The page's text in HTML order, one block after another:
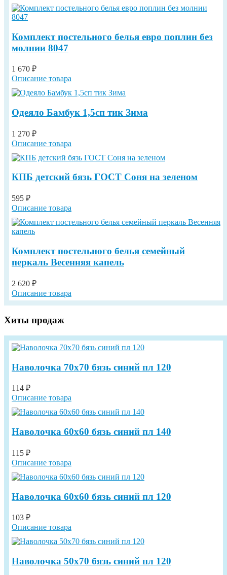
Комплект постельного белья евро поплин без
молнии 8047
1 670 ₽
Описание товара
Одеяло Бамбук 1,5сп тик Зима
1 270 ₽
Описание товара
КПБ детский бязь ГОСТ Соня на зеленом
595 ₽
Описание товара
Комплект постельного белья семейный
перкаль Весенняя капель
2 620 ₽
Описание товара
Хиты продаж
Наволочка 70х70 бязь синий пл 120
114 ₽
Описание товара
Наволочка 60х60 бязь синий пл 140
115 ₽
Описание товара
Наволочка 60х60 бязь синий пл 120
103 ₽
Описание товара
Наволочка 50х70 бязь синий пл 120